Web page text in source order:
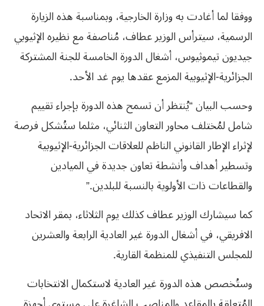
ووفقا لما أغادت به وزارة الخارجية، وبمناسبة هذه الزيارة
الرسمية، سيترأس الوزير عطاف، مُناصفة مع نظيره الإثيوبي
جيديون تيموثيوس، أشغال الدورة الخامسة للجنة المشتركة
الجزائرية-الإثيوبية المزمع عقدها يوم غد الأحد.
وحسب البيان “يُنتظر أن تسمح هذه الدورة بإجراء تقييم
شامل لمُختلف محاور التعاون الثنائي، مثلما ستُشكل فرصة
لإثراء الإطار القانوني الناظم للعلاقات الجزائرية-الإثيوبية
وتسطير أهداف وأنشطة تعاون جديدة في الميادين
والقطاعات ذات الأولوية بالنسبة للبلدين.”
كما سيشارك الوزير عطاف كذلك يوم الثلاثاء، بمقر الاتحاد
الافريقي، في أشغال الدورة غير العادية الرابعة والعشرين
للمجلس التنفيذي للمنظمة القارية.
وستُخصص هذه الدورة غير العادية لاستكمال الانتخابات